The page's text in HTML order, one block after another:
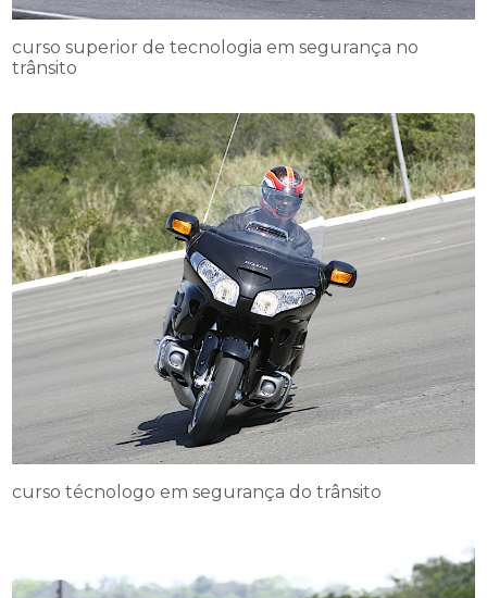
curso superior de tecnologia em segurança no
trânsito
curso técnologo em segurança do trânsito